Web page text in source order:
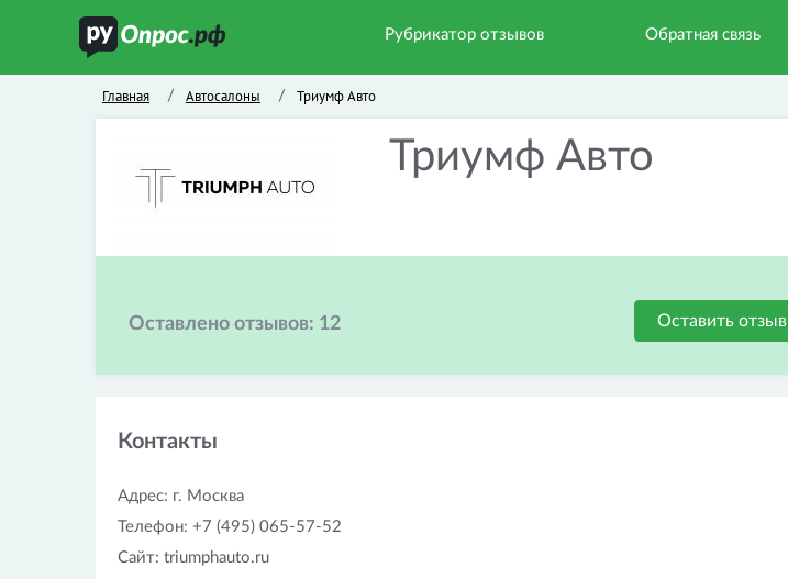
Рубрикатор отзывов Обратная связь
Главная / Автосалоны / Триумф Авто
Триумф Авто
Оставлено отзывов: 12 Оставить отзыв
Контакты
Адрес: г. Москва
Телефон: +7 (495) 065-57-52
Сайт: triumphauto.ru